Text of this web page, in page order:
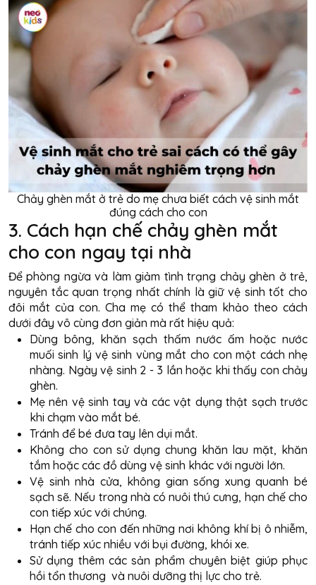
Chảy ghèn mắt ở trẻ do mẹ chưa biết cách vệ sinh mắt
đúng cách cho con
3. Cách hạn chế chảy ghèn mắt
cho con ngay tại nhà
Để phòng ngừa và làm giảm tình trạng chảy ghèn ở trẻ,
nguyên tắc quan trọng nhất chính là giữ vệ sinh tốt cho
đôi mắt của con. Cha mẹ có thể tham khảo theo cách
dưới đây vô cùng đơn giản mà rất hiệu quả:
Dùng bông, khăn sạch thấm nước ấm hoặc nước
muối sinh lý vệ sinh vùng mắt cho con một cách nhẹ
nhàng. Ngày vệ sinh 2 - 3 lần hoặc khi thấy con chảy
ghèn.
Mẹ nên vệ sinh tay và các vật dụng thật sạch trước
khi chạm vào mắt bé.
Tránh để bé đưa tay lên dụi mắt.
Không cho con sử dụng chung khăn lau mặt, khăn
tắm hoặc các đồ dùng vệ sinh khác với người lớn.
Vệ sinh nhà cửa, không gian sống xung quanh bé
sạch sẽ. Nếu trong nhà có nuôi thú cưng, hạn chế cho
con tiếp xúc với chúng.
Hạn chế cho con đến những nơi không khí bị ô nhiễm,
tránh tiếp xúc nhiều với bụi đường, khói xe.
Sử dụng thêm các sản phẩm chuyên biệt giúp phục
hồi tổn thương và nuôi dưỡng thị lực cho trẻ.